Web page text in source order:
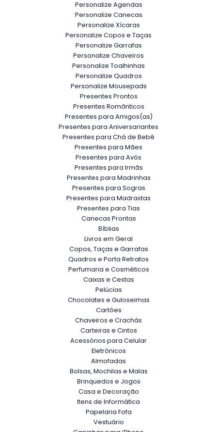
Personalize Agendas
Personalize Canecas
Personalize Xícaras
Personalize Copos e Taças
Personalize Garrafas
Personalize Chaveiros
Personalize Toalhinhas
Personalize Quadros
Personalize Mousepads
Presentes Prontos
Presentes Românticos
Presentes para Amigos(as)
Presentes para Aniversariantes
Presentes para Chá de Bebê
Presentes para Mães
Presentes para Avós
Presentes para Irmãs
Presentes para Madrinhas
Presentes para Sogras
Presentes para Madrastas
Presentes para Tias
Canecas Prontas
Bíblias
Livros em Geral
Copos, Taças e Garrafas
Quadros e Porta Retratos
Perfumaria e Cosméticos
Caixas e Cestas
Pelúcias
Chocolates e Guloseimas
Cartões
Chaveiros e Crachás
Carteiras e Cintos
Acessórios para Celular
Eletrônicos
Almofadas
Bolsas, Mochilas e Malas
Brinquedos e Jogos
Casa e Decoração
Itens de Informática
Papelaria Fofa
Vestuário